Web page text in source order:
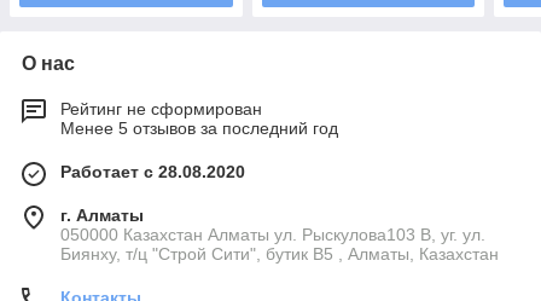
О нас
Рейтинг не сформирован
Менее 5 отзывов за последний год
Работает с 28.08.2020
г. Алматы
050000 Казахстан Алматы ул. Рыскулова103 В, уг. ул.
Биянху, т/ц "Строй Сити", бутик В5 , Алматы, Казахстан